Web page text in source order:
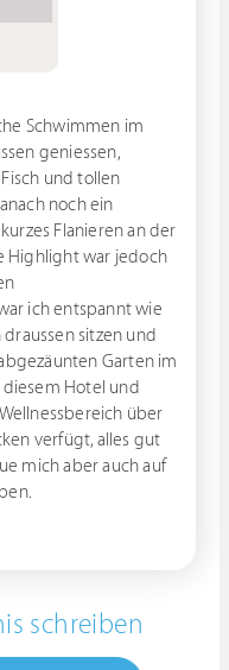
Schwimmen im
geniessen,
und tollen
noch ein
Flanieren an der
Highlight war jedoch
ich entspannt wie
sitzen und
Garten im
diesem Hotel und
über
verfügt, alles gut
mich aber auch auf
schreiben